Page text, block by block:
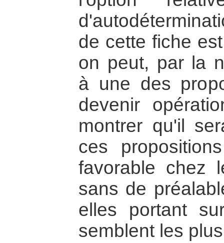
de cette fiche
on peut, par la
à une des
devenir
montrer qu'il
ces
favorable chez
sans de
elles portant
semblent les